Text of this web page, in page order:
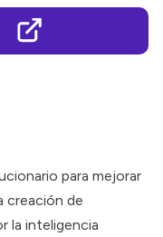
para mejorar
creación de
la inteligencia